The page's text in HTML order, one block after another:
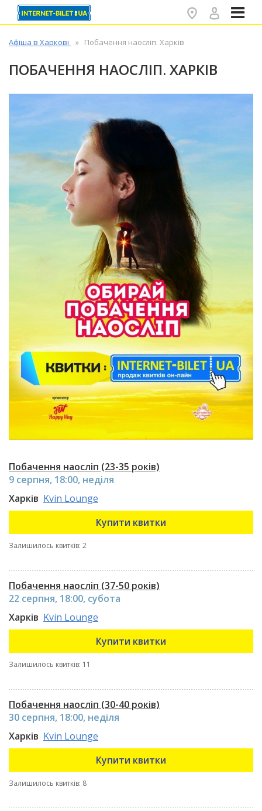
Афіша в Харкові Побачення наосліп. Харків
ПОБАЧЕННЯ НАОСЛІП. ХАРКІВ
Побачення наосліп (23-35 років)
9 серпня, 18:00, неділя
Харків Kvin Lounge
Купити квитки
Залишилось квитків: 2
Побачення наосліп (37-50 років)
22 серпня, 18:00, субота
Харків Kvin Lounge
Купити квитки
Залишилось квитків: 11
Побачення наосліп (30-40 років)
30 серпня, 18:00, неділя
Харків Kvin Lounge
Купити квитки
Залишилось квитків: 8